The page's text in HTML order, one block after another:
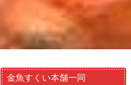
金魚すくい本舗一同